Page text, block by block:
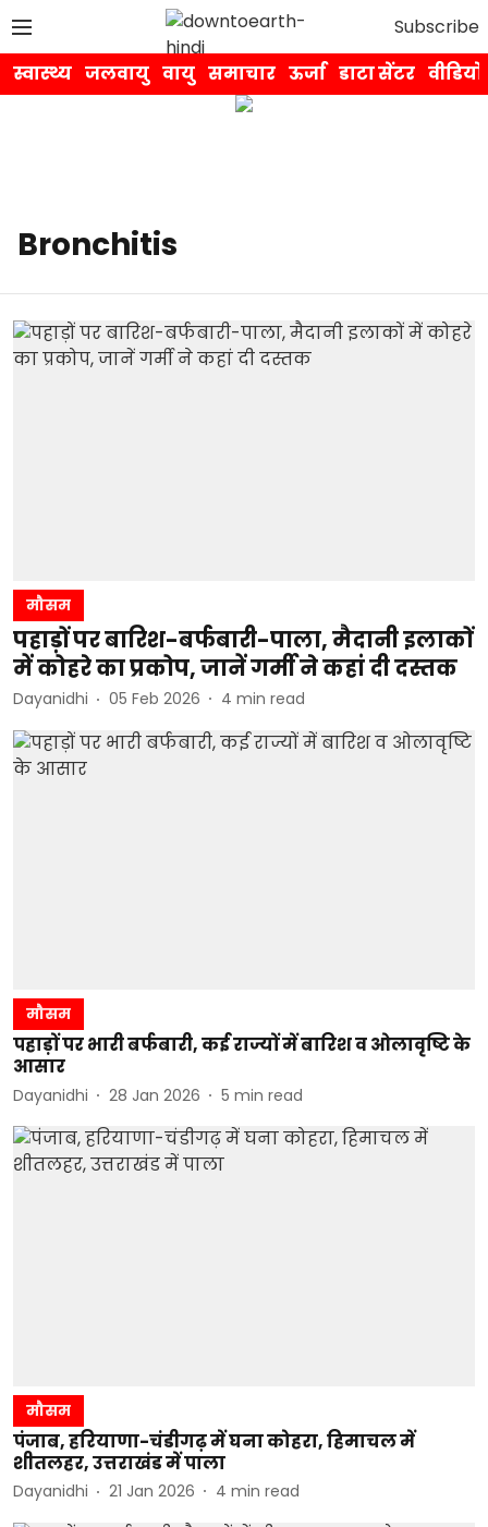
Subscribe
स्वास्थ्य जलवायु वायु समाचार ऊर्जा डाटा सेंटर वीडियो
Bronchitis
मौसम
पहाड़ों पर बारिश-बर्फबारी-पाला, मैदानी इलाकों
में कोहरे का प्रकोप, जानें गर्मी ने कहां दी दस्तक
Dayanidhi 05 Feb 2026 4 min read
मौसम
पहाड़ों पर भारी बर्फबारी, कई राज्यों में बारिश व ओलावृष्टि के
आसार
Dayanidhi 28 Jan 2026 5 min read
मौसम
पंजाब, हरियाणा-चंडीगढ़ में घना कोहरा, हिमाचल में
शीतलहर, उत्तराखंड में पाला
Dayanidhi 21 Jan 2026 4 min read